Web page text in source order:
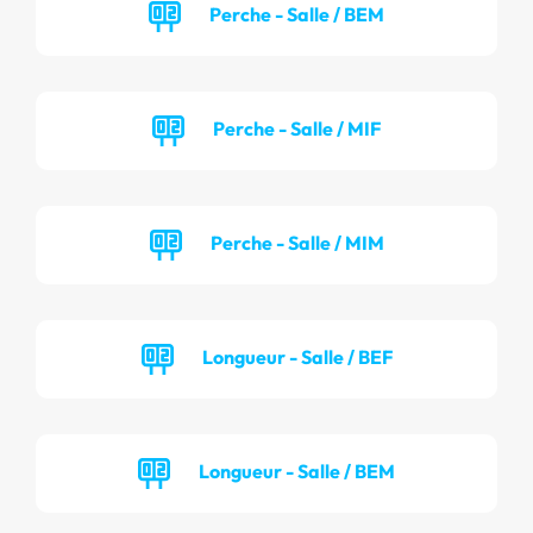
Perche - Salle / BEM
Perche - Salle / MIF
Perche - Salle / MIM
Longueur - Salle / BEF
Longueur - Salle / BEM